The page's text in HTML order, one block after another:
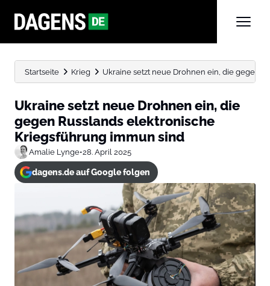
Startseite Krieg Ukraine setzt neue Drohnen ein, die gegen
Ukraine setzt neue Drohnen ein, die
gegen Russlands elektronische
Kriegsführung immun sind
Amalie Lynge•28. April 2025
dagens.de auf Google folgen